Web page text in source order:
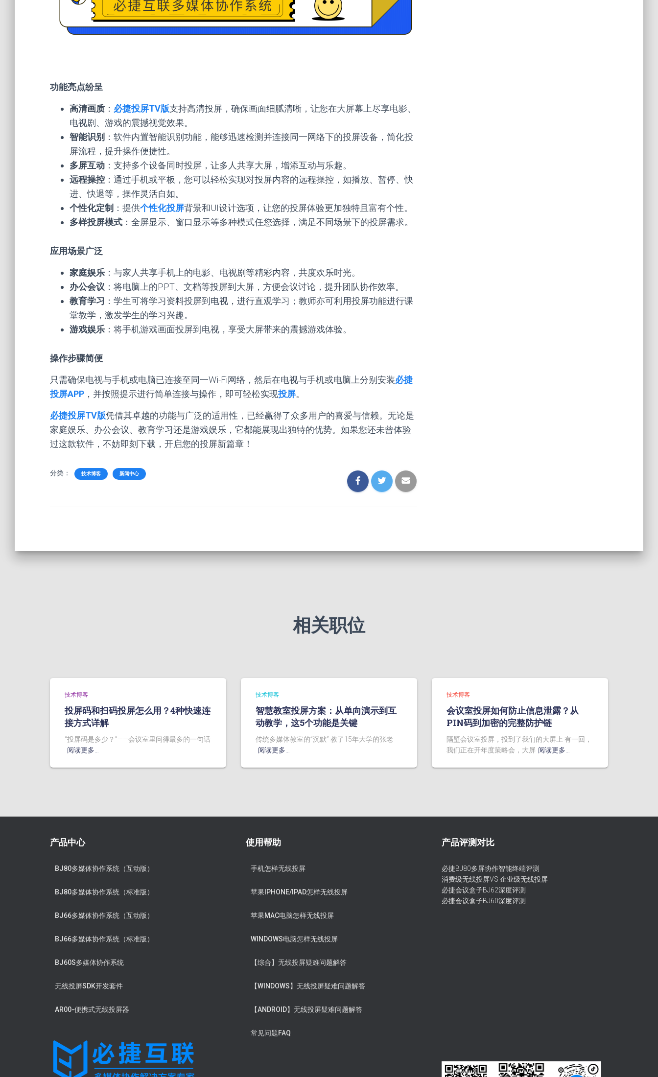
功能亮点纷呈
高清画质 ： 必捷投屏TV版支持高清投屏，确保画面细腻清晰，让您在大屏幕上尽享电影、
电视剧、游戏的震撼视觉效果。
智能识别 ：软件内置智能识别功能，能够迅速检测并连接同一网络下的投屏设备，简化投
屏流程，提升操作便捷性。
多屏互动 ：支持多个设备同时投屏，让多人共享大屏，增添互动与乐趣。
远程操控 ：通过手机或平板，您可以轻松实现对投屏内容的远程操控，如播放、暂停、快
进、快退等，操作灵活自如。
个性化定制 ：提供个性化投屏背景和UI设计选项，让您的投屏体验更加独特且富有个性。
多样投屏模式 ：全屏显示、窗口显示等多种模式任您选择，满足不同场景下的投屏需求。
应用场景广泛
家庭娱乐 ：与家人共享手机上的电影、电视剧等精彩内容，共度欢乐时光。
办公会议 ：将电脑上的PPT、文档等投屏到大屏，方便会议讨论，提升团队协作效率。
教育学习 ：学生可将学习资料投屏到电视，进行直观学习；教师亦可利用投屏功能进行课
堂教学，激发学生的学习兴趣。
游戏娱乐 ：将手机游戏画面投屏到电视，享受大屏带来的震撼游戏体验。
操作步骤简便
只需确保电视与手机或电脑已连接至同一Wi-Fi网络，然后在电视与手机或电脑上分别安装必捷
投屏APP ，并按照提示进行简单连接与操作，即可轻松实现投屏。
必捷投屏TV版凭借其卓越的功能与广泛的适用性，已经赢得了众多用户的喜爱与信赖。无论是
家庭娱乐、办公会议、教育学习还是游戏娱乐，它都能展现出独特的优势。如果您还未曾体验
过这款软件，不妨即刻下载，开启您的投屏新篇章！
分类： 技术博客 新闻中心
相关职位
技术博客
投屏码和扫码投屏怎么用？4种快速连
接方式详解
“投屏码是多少？”——会议室里问得最多的一句话
阅读更多…
技术博客
智慧教室投屏方案：从单向演示到互
动教学，这5个功能是关键
传统多媒体教室的”沉默” 教了15年大学的张老
阅读更多…
技术博客
会议室投屏如何防止信息泄露？从
PIN码到加密的完整防护链
隔壁会议室投屏，投到了我们的大屏上 有一回，
我们正在开年度策略会，大屏 阅读更多…
产品中心
BJ80多媒体协作系统（互动版）
BJ80多媒体协作系统（标准版）
BJ66多媒体协作系统（互动版）
BJ66多媒体协作系统（标准版）
BJ60S多媒体协作系统
无线投屏SDK开发套件
AR00-便携式无线投屏器
使用帮助
手机怎样无线投屏
苹果IPHONE/IPAD怎样无线投屏
苹果MAC电脑怎样无线投屏
WINDOWS电脑怎样无线投屏
【综合】无线投屏疑难问题解答
【WINDOWS】无线投屏疑难问题解答
【ANDROID】无线投屏疑难问题解答
常见问题FAQ
产品评测对比
必捷BJ80多屏协作智能终端评测
消费级无线投屏VS 企业级无线投屏
必捷会议盒子BJ62深度评测
必捷会议盒子BJ60深度评测